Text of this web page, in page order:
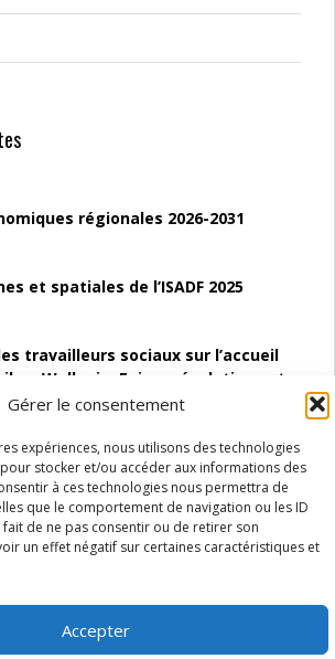
Gérer le consentement
expériences, nous utilisons des technologies
stocker et/ou accéder aux informations des
à ces technologies nous permettra de
que le comportement de navigation ou les ID
fait de ne pas consentir ou de retirer son
un effet négatif sur certaines caractéristiques et
Accepter
régionales 2026-2031
et spatiales de l’ISADF 2025
travailleurs sociaux sur l’accueil
en Wallonie. Enjeux, évolutions et
des Structures
à l’autocréation d’emploi (SAACE)
infirmier :quels indicateurs